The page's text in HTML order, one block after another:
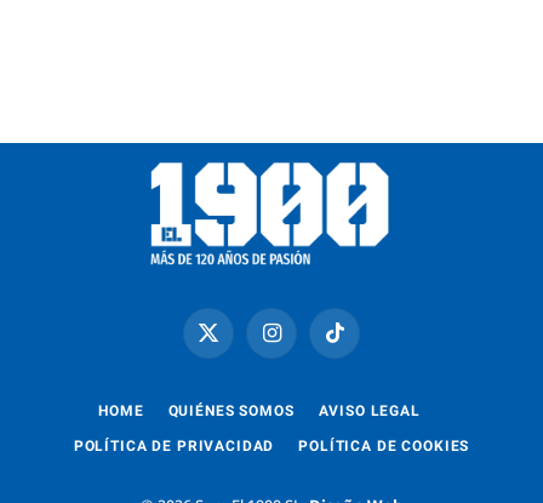
X
(Twitter)
InstagramTikTok
HOME QUIÉNES SOMOS AVISO LEGAL
POLÍTICA DE PRIVACIDAD POLÍTICA DE COOKIES